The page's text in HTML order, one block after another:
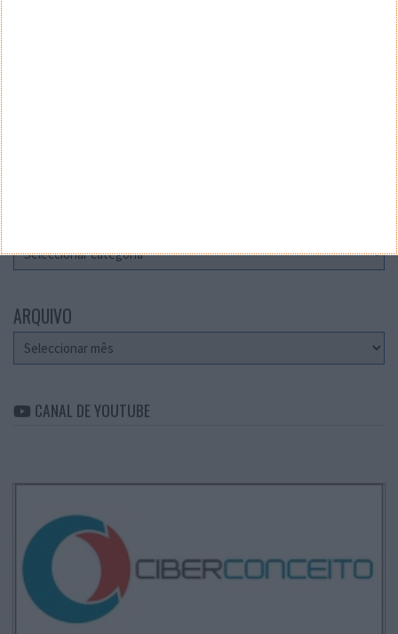
ARQUIVO
Arquivo
CANAL DE YOUTUBE